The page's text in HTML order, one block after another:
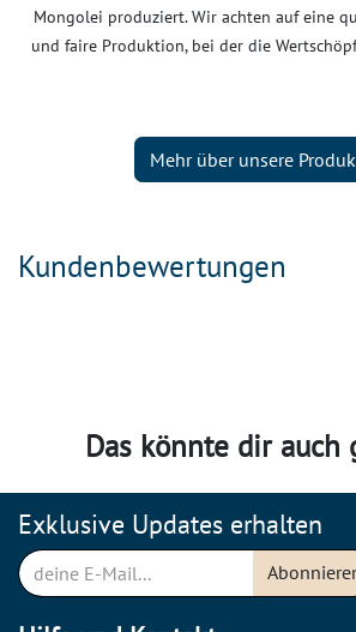
Mongolei produziert. Wir achten auf eine
und faire Produktion, bei der die
Mehr über unsere
Kundenbewertungen
Das könnte dir auch
Exklusive Updates erhalten